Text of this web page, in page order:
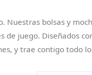
bolsas y
de juego. Diseñados
y trae contigo todo